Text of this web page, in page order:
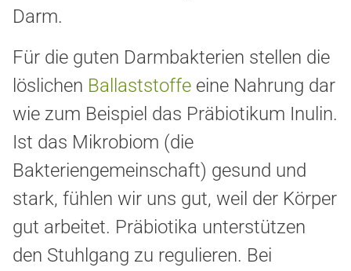
Darm.
Für die guten Darmbakterien stellen die
löslichen Ballaststoffe eine Nahrung dar
wie zum Beispiel das Präbiotikum Inulin.
Ist das Mikrobiom (die
Bakteriengemeinschaft) gesund und
stark, fühlen wir uns gut, weil der Körper
gut arbeitet. Präbiotika unterstützen
den Stuhlgang zu regulieren. Bei